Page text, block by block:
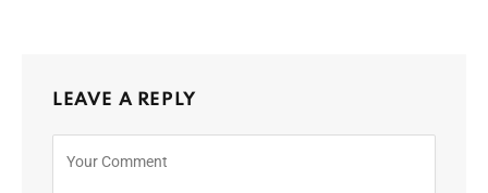
LEAVE A REPLY